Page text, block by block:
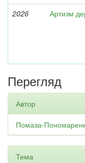
2026
Артизм
Перегляд
Автор
Помаза-
Тема